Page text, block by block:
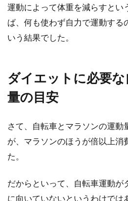
運動によって体重を減らすとい
ば、何も使わず自力で運動する
いう結果でした。
ダイエットに必要
量の目安
さて、自転車とマラソンの運動
が、マラソンのほうが倍以上消
た。
だからといって、自転車運動が
に向いていないというわけでは